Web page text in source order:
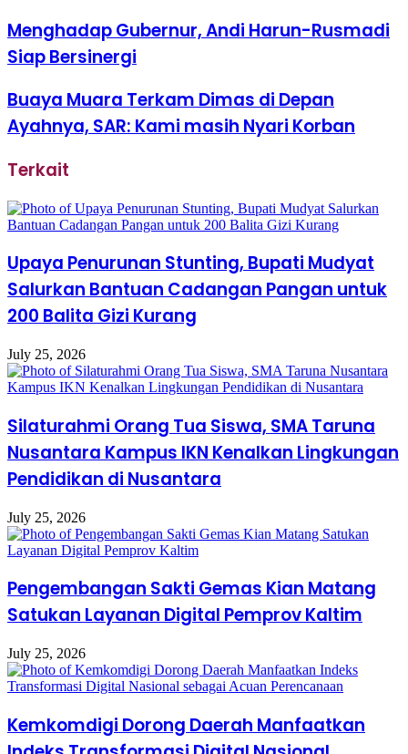
Menghadap Gubernur, Andi Harun-Rusmadi
Siap Bersinergi
Buaya Muara Terkam Dimas di Depan
Ayahnya, SAR: Kami masih Nyari Korban
Terkait
Upaya Penurunan Stunting, Bupati Mudyat
Salurkan Bantuan Cadangan Pangan untuk
200 Balita Gizi Kurang
July 25, 2026
Silaturahmi Orang Tua Siswa, SMA Taruna
Nusantara Kampus IKN Kenalkan Lingkungan
Pendidikan di Nusantara
July 25, 2026
Pengembangan Sakti Gemas Kian Matang
Satukan Layanan Digital Pemprov Kaltim
July 25, 2026
Kemkomdigi Dorong Daerah Manfaatkan